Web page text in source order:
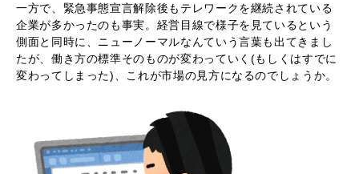
一方で、緊急事態宣言解除後もテレワークを継続されている
企業が多かったのも事実。経営目線で様子を見ているという
側面と同時に、ニューノーマルなんていう言葉も出てきまし
たが、働き方の標準そのものが変わっていく(もしくはすでに
変わってしまった)、これが市場の見方になるのでしょうか。